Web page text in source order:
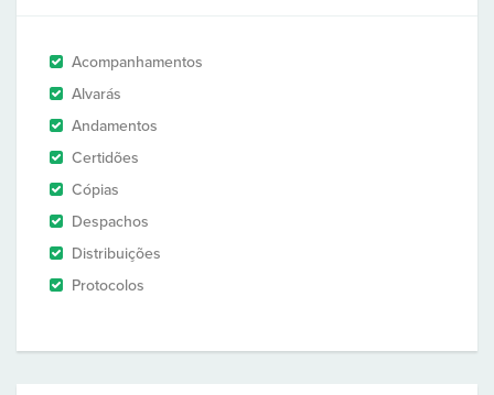
Acompanhamentos
Alvarás
Andamentos
Certidões
Cópias
Despachos
Distribuições
Protocolos